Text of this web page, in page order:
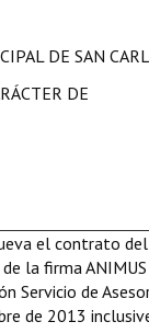
DE SAN
DE
el contrato
la firma
Servicio de
de 2013